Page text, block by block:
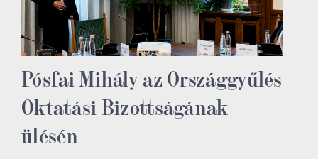
Pósfai Mihály az Országgyűlés
Oktatási Bizottságának
ülésén